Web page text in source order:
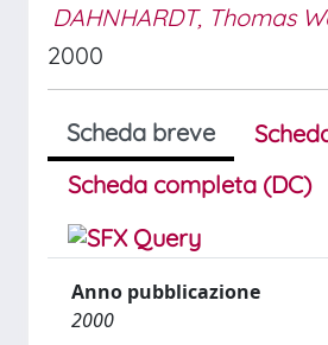
DAHNHARDT, Thomas
2000
Scheda breve
Scheda completa (DC)
Anno pubblicazione
2000